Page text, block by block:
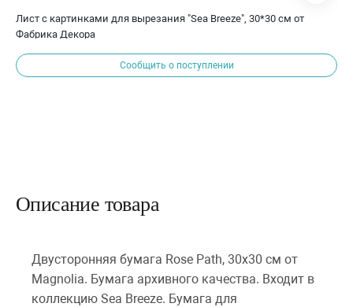
Лист с картинками для вырезания "Sea Breeze", 30*30 см от
Фабрика Декора
Сообщить о поступлении
Описание товара
Двусторонняя бумага Rose Path, 30х30 см от
Magnolia. Бумага архивного качества. Входит в
коллекцию Sea Breeze. Бумага для